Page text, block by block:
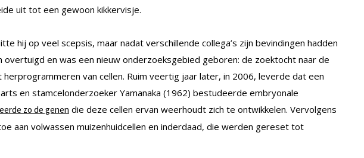
uit tot een gewoon kikkervisje.
hij op veel scepsis, maar nadat verschillende collega’s zijn bevindingen hadden
en was een nieuw onderzoeksgebied geboren: de zoektocht naar de
herprogrammeren van cellen. Ruim veertig jaar later, in 2006, leverde dat een
en stamcelonderzoeker Yamanaka (1962) bestudeerde embryonale
zo de genen die deze cellen ervan weerhoudt zich te ontwikkelen. Vervolgens
aan volwassen muizenhuidcellen en inderdaad, die werden gereset tot